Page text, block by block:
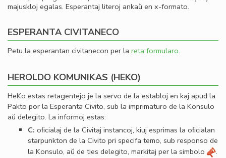
majuskloj egalas. Esperantaj literoj ankaŭ en x-formato.
ESPERANTA CIVITANECO
Petu la esperantan civitanecon per la reta formularo.
HEROLDO KOMUNIKAS (HEKO)
HeKo estas retagentejo je la servo de la establoj en kaj apud la
Pakto por la Esperanta Civito, sub la imprimaturo de la Konsulo
aŭ delegito. La informoj estas:
C: oﬁcialaj de la Civitaj instancoj, kiuj esprimas la oﬁcialan
starpunkton de la Civito pri specifa temo, sub responso de
la Konsulo, aŭ de ties delegito, markitaj per la simbolo
.